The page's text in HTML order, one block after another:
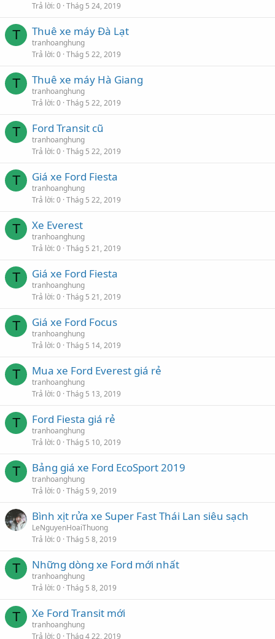
Trả lời 0 Thág 5 24, 2019
T Thuê xe máy Đà Lạt
tranhoanghung
Trả lời 0 Thág 5 22, 2019
T Thuê xe máy Hà Giang
tranhoanghung
Trả lời 0 Thág 5 22, 2019
T Ford Transit cũ
tranhoanghung
Trả lời 0 Thág 5 22, 2019
T Giá xe Ford Fiesta
tranhoanghung
Trả lời 0 Thág 5 22, 2019
T Xe Everest
tranhoanghung
Trả lời 0 Thág 5 21, 2019
T Giá xe Ford Fiesta
tranhoanghung
Trả lời 0 Thág 5 21, 2019
T Giá xe Ford Focus
tranhoanghung
Trả lời 0 Thág 5 14, 2019
T Mua xe Ford Everest giá rẻ
tranhoanghung
Trả lời 0 Thág 5 13, 2019
T Ford Fiesta giá rẻ
tranhoanghung
Trả lời 0 Thág 5 10, 2019
T Bảng giá xe Ford EcoSport 2019
tranhoanghung
Trả lời 0 Thág 5 9, 2019
Bình xịt rửa xe Super Fast Thái Lan siêu sạch
LeNguyenHoaiThuong
Trả lời 0 Thág 5 8, 2019
T Những dòng xe Ford mới nhất
tranhoanghung
Trả lời 0 Thág 5 8, 2019
T Xe Ford Transit mới
tranhoanghung
Trả lời 0 Thág 4 22, 2019